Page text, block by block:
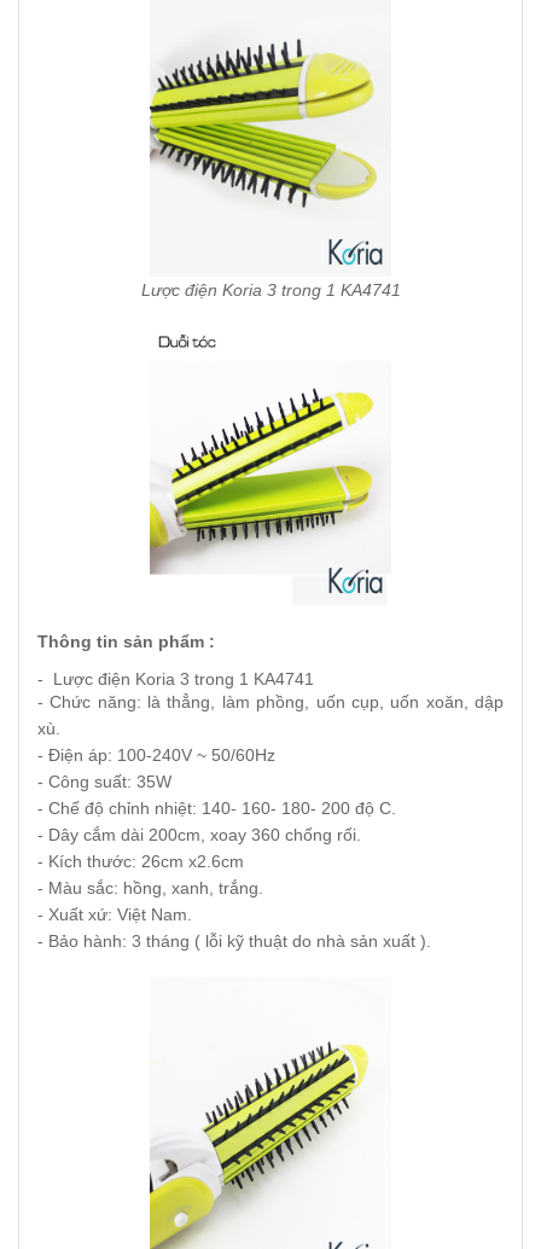
Lược điện Koria 3 trong 1 KA4741
Thông tin sản phẩm :
- Lược điện Koria 3 trong 1 KA4741
- Chức năng: là thẳng, làm phồng, uốn cụp, uốn xoăn, dập
xù.
- Điện áp: 100-240V ~ 50/60Hz
- Công suất: 35W
- Chế độ chỉnh nhiệt: 140- 160- 180- 200 độ C.
- Dây cắm dài 200cm, xoay 360 chống rối.
- Kích thước: 26cm x2.6cm
- Màu sắc: hồng, xanh, trắng.
- Xuất xứ: Việt Nam.
- Bảo hành: 3 tháng ( lỗi kỹ thuật do nhà sản xuất ).